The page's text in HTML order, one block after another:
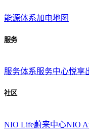
能源体系加电地图
服务
服务体系服务中心悦享
社区
NIO Life蔚来中心NIO